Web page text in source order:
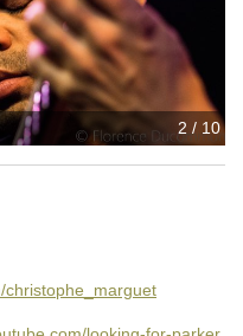
2 / 10
christophe_marguet